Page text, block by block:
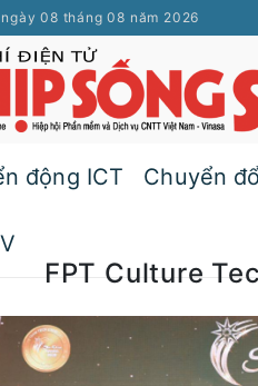
08 tháng 08 năm 2026
động ICT Chuyển
FPT Culture